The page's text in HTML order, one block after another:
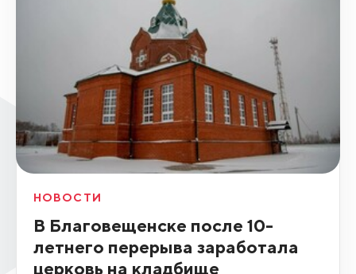
НОВОСТИ
В Благовещенске после 10-
летнего перерыва заработала
церковь на кладбище